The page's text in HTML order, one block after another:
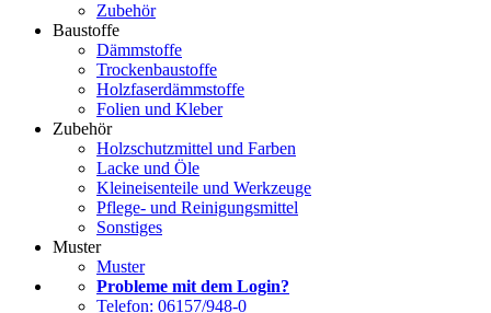
Zubehör
Baustoffe
Dämmstoffe
Trockenbaustoffe
Holzfaserdämmstoffe
Folien und Kleber
Zubehör
Holzschutzmittel und Farben
Lacke und Öle
Kleineisenteile und Werkzeuge
Pflege- und Reinigungsmittel
Sonstiges
Muster
Muster
Probleme mit dem Login?
Telefon: 06157/948-0